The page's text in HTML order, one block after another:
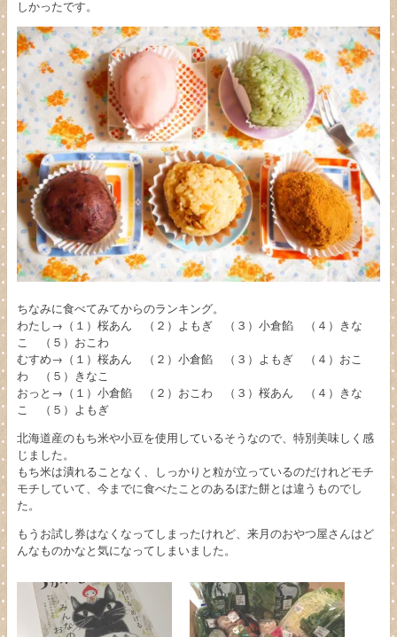
しかったです。
ちなみに食べてみてからのランキング。
わたし→（１）桜あん （２）よもぎ （３）小倉餡 （４）きな
こ （５）おこわ
むすめ→（１）桜あん （２）小倉餡 （３）よもぎ （４）おこ
わ （５）きなこ
おっと→（１）小倉餡 （２）おこわ （３）桜あん （４）きな
こ （５）よもぎ
北海道産のもち米や小豆を使用しているそうなので、特別美味しく感
じました。
もち米は潰れることなく、しっかりと粒が立っているのだけれどモチ
モチしていて、今までに食べたことのあるぼた餅とは違うものでし
た。
もうお試し券はなくなってしまったけれど、来月のおやつ屋さんはど
んなものかなと気になってしまいました。